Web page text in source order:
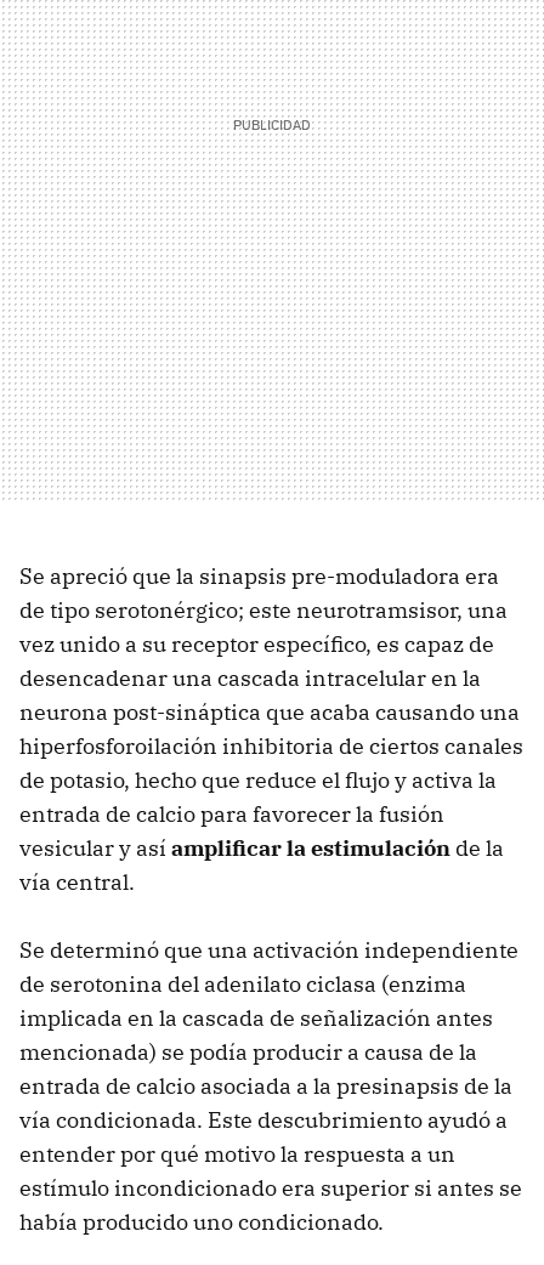
Se apreció que la sinapsis pre-moduladora era
de tipo serotonérgico; este neurotramsisor, una
vez unido a su receptor específico, es capaz de
desencadenar una cascada intracelular en la
neurona post-sináptica que acaba causando una
hiperfosforoilación inhibitoria de ciertos canales
de potasio, hecho que reduce el flujo y activa la
entrada de calcio para favorecer la fusión
vesicular y así amplificar la estimulación de la
vía central.
Se determinó que una activación independiente
de serotonina del adenilato ciclasa (enzima
implicada en la cascada de señalización antes
mencionada) se podía producir a causa de la
entrada de calcio asociada a la presinapsis de la
vía condicionada. Este descubrimiento ayudó a
entender por qué motivo la respuesta a un
estímulo incondicionado era superior si antes se
había producido uno condicionado.